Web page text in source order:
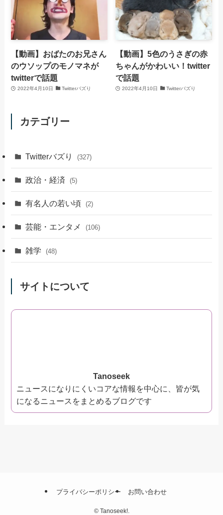
【動画】おばたのお兄さん
のウソップのモノマネが
twitterで話題
2022年4月10日 Twitterバズり
【動画】5色のうさぎの赤
ちゃんがかわいい！twitter
で話題
2022年4月10日 Twitterバズり
カテゴリー
Twitterバズり (327)
政治・経済 (5)
有名人の若い頃 (2)
芸能・エンタメ (106)
雑学 (48)
サイトについて
Tanoseek
ニュースになりにくいコアな情報を中心に、皆が気
になるニュースをまとめるブログです
プライバシーポリシー お問い合わせ
©Tanoseek!.